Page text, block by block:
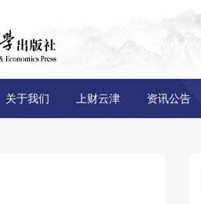
关于我们 上财云津 资讯公告